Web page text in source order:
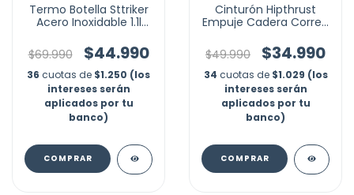
Termo Botella Sttriker
Acero Inoxidable 1.1l
$69.990
$44.990
36 cuotas de $1.250 (los
intereses serán
aplicados por tu
banco)
COMPRAR
Cinturón Hipthrust
Empuje Cadera Correa
Gym
$49.990 $34.990
34 cuotas de $1.029 (los
intereses serán
aplicados por tu
banco)
COMPRAR